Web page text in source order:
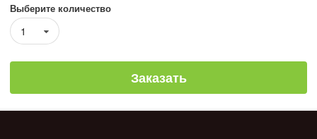
Выберите количество
1
Заказать